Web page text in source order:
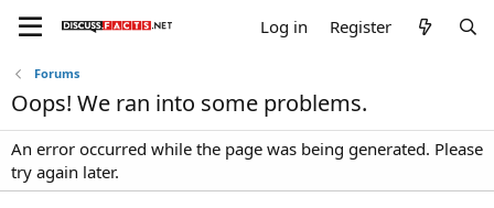
Log in Register
Forums
Oops! We ran into some problems.
An error occurred while the page was being generated. Please
try again later.